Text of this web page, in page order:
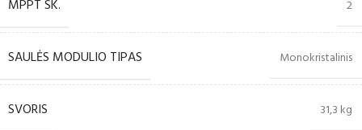
MPPT SK. 2
SAULĖS MODULIO TIPAS Monokristalinis
SVORIS 31,3 kg